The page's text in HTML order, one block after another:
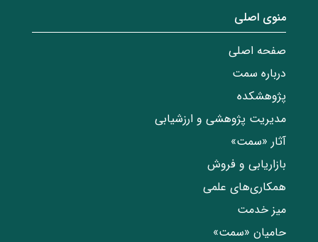
منوی اصلی
صفحه اصلی
درباره سمت
پژوهشکده
مدیریت پژوهشی و ارزشیابی
آثار «سمت»
بازاریابی و فروش
همکاری‌های علمی
میز خدمت
حامیان «سمت»